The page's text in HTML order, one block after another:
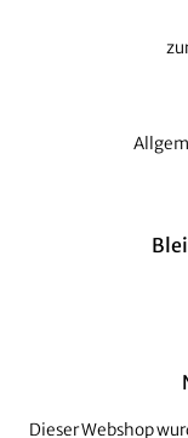
Dieser Webshop